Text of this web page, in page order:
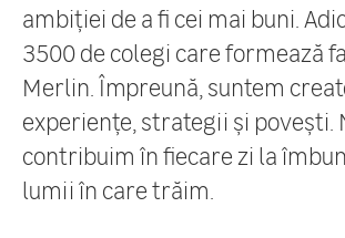
ambiției de a fi cei mai buni.
3500 de colegi care formează
Merlin. Împreună, suntem
experiențe, strategii și povești.
contribuim în fiecare zi la
lumii în care trăim.